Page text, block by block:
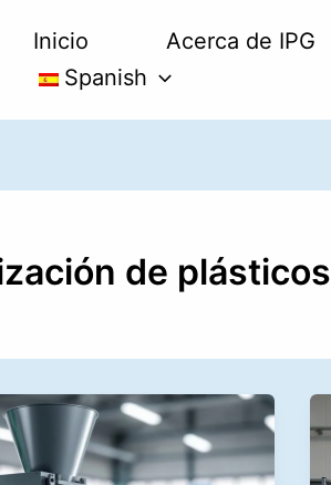
Inicio Acerca de IPG
Spanish
de plásticos